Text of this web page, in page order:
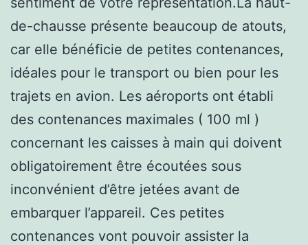
de-chausse présente beaucoup de atouts,
car elle bénéficie de petites contenances,
idéales pour le transport ou bien pour les
trajets en avion. Les aéroports ont établi
des contenances maximales ( 100 ml )
concernant les caisses à main qui doivent
obligatoirement être écoutées sous
inconvénient d’être jetées avant de
embarquer l’appareil. Ces petites
contenances vont pouvoir assister la